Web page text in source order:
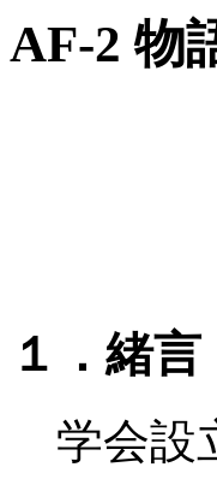
AF-2 物
１．緒言
学会設